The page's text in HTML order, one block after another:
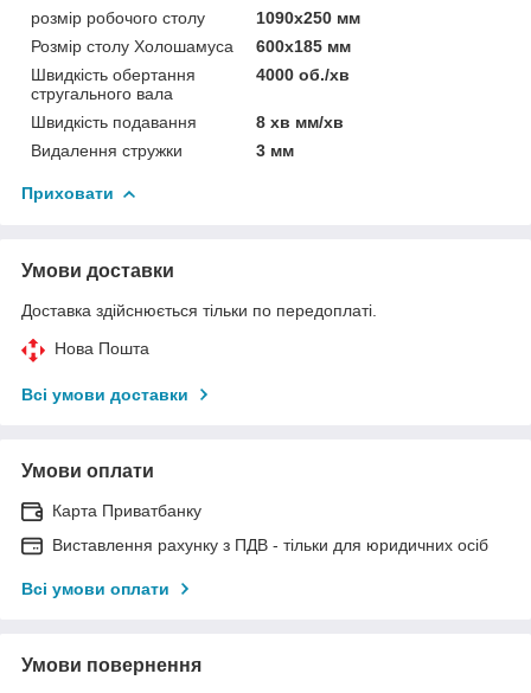
розмір робочого столу
1090x250 мм
Розмір столу Холошамуса
600x185 мм
Швидкість обертання
стругального вала
4000 об./хв
Швидкість подавання
8 хв мм/хв
Видалення стружки
3 мм
Приховати
Умови доставки
Доставка здійснюється тільки по передоплаті.
Нова Пошта
Всі умови доставки
Умови оплати
Карта Приватбанку
Виставлення рахунку з ПДВ - тільки для юридичних осіб
Всі умови оплати
Умови повернення